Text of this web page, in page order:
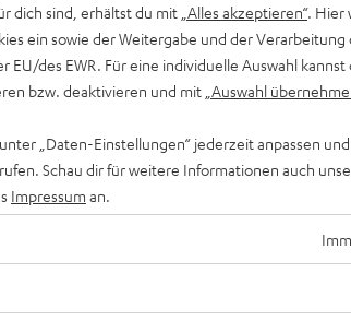
dich sind, erhältst du mit „Alles akzeptieren“. Hier
ein sowie der Weitergabe und der Verarbeitung
EU/des EWR. Für eine individuelle Auswahl kannst
bzw. deaktivieren und mit „Auswahl
„Daten-Einstellungen“ jederzeit anpassen
Schau dir für weitere Informationen auch
Impressum an.